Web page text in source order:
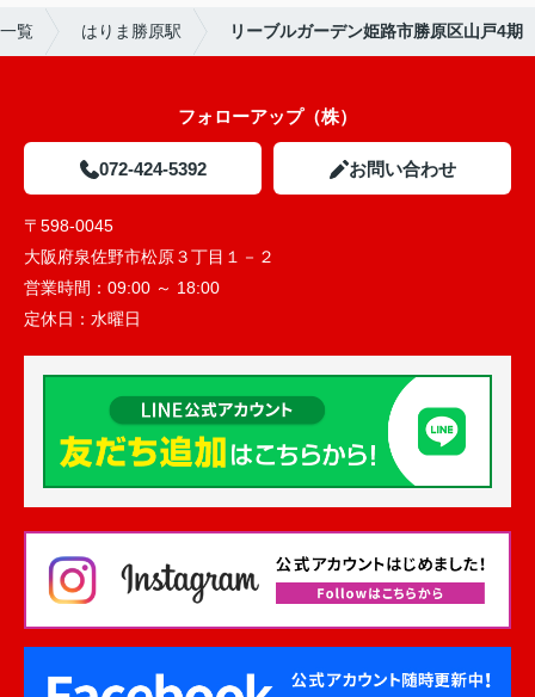
覧 はりま勝原駅 リーブルガーデン姫路市勝原区山戸4期
フォローアップ（株）
072-424-5392 お問い合わせ
〒598-0045
大阪府泉佐野市松原３丁目１－２
営業時間： 09:00 ～ 18:00
定休日： 水曜日